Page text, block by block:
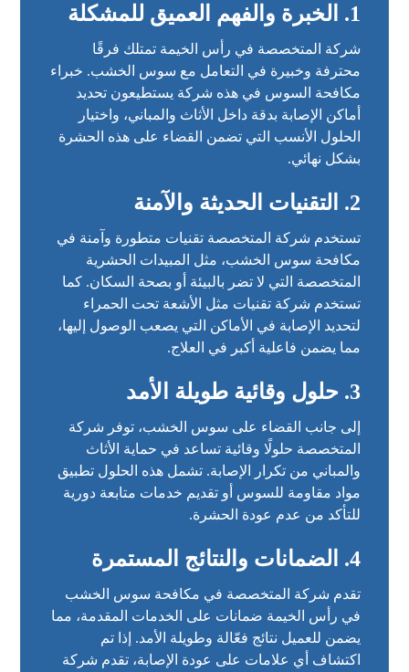
1. الخبرة والفهم العميق للمشكلة
شركة المتخصصة في رأس الخيمة تمتلك فرقًا
محترفة وخبيرة في التعامل مع سوس الخشب. خبراء
مكافحة السوس في هذه شركة يستطيعون تحديد
أماكن الإصابة بدقة داخل الأثاث والمباني، واختيار
الحلول الأنسب التي تضمن القضاء على هذه الحشرة
بشكل نهائي.
2. التقنيات الحديثة والآمنة
تستخدم شركة المتخصصة تقنيات متطورة وآمنة في
مكافحة سوس الخشب، مثل المبيدات الحشرية
المتخصصة التي لا تضر بالبيئة أو بصحة السكان. كما
تستخدم شركة تقنيات مثل الأشعة تحت الحمراء
لتحديد الإصابة في الأماكن التي يصعب الوصول إليها،
مما يضمن فاعلية أكبر في العلاج.
3. حلول وقائية طويلة الأمد
إلى جانب القضاء على سوس الخشب، توفر شركة
المتخصصة حلولًا وقائية تساعد في حماية الأثاث
والمباني من تكرار الإصابة. تشمل هذه الحلول تطبيق
مواد مقاومة للسوس أو تقديم خدمات متابعة دورية
للتأكد من عدم عودة الحشرة.
4. الضمانات والنتائج المستمرة
تقدم شركة المتخصصة في مكافحة سوس الخشب
في رأس الخيمة ضمانات على الخدمات المقدمة، مما
يضمن للعميل نتائج فعّالة وطويلة الأمد. إذا تم
اكتشاف أي علامات على عودة الإصابة، تقدم شركة